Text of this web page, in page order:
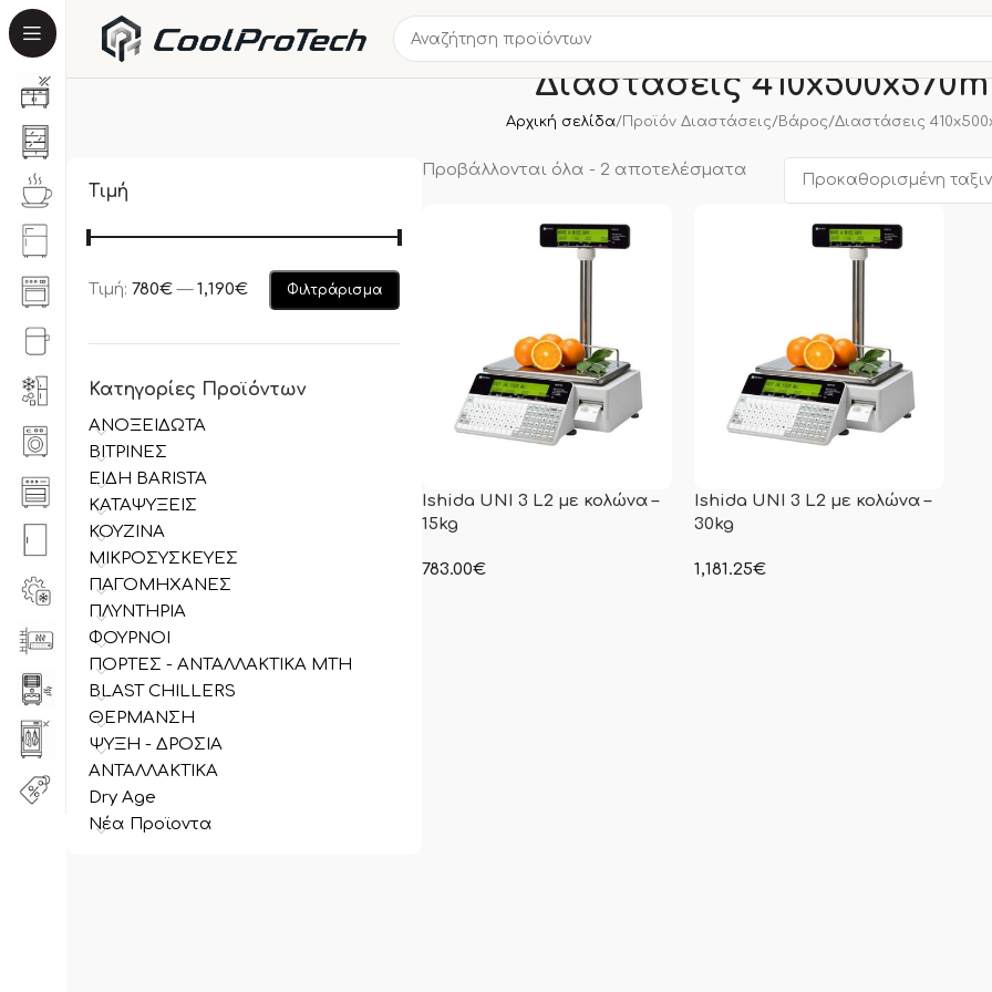
Διαστάσεις
Αρχική σελίδα Προϊόν Διαστάσεις/Βάρος Διαστάσεις
Τιμή
Φιλτράρισμα
Τιμή: 780€—1,190€
Κατηγορίες Προϊόντων
ΑΝΟΞΕΙΔΩΤΑ
ΒΙΤΡΙΝΕΣ
ΕΙΔΗ BARISTA
ΚΑΤΑΨΥΞΕΙΣ
ΚΟΥΖΙΝΑ
ΜΙΚΡΟΣΥΣΚΕΥΕΣ
ΠΑΓΟΜΗΧΑΝΕΣ
ΠΛΥΝΤΗΡΙΑ
ΦΟΥΡΝΟΙ
ΠΟΡΤΕΣ - ΑΝΤΑΛΛΑΚΤΙΚΑ MTH
BLAST CHILLERS
ΘΕΡΜΑΝΣΗ
ΨΥΞΗ - ΔΡΟΣΙΑ
ΑΝΤΑΛΛΑΚΤΙΚΑ
Dry Age
Νέα Προϊοντα
Προβάλλονται όλα - 2 αποτελέσματα
Ishida UNI 3 L2 με κολώνα –
15kg
783.00€
Ishida UNI 3 L2 με κολώνα –
30kg
1,181.25€